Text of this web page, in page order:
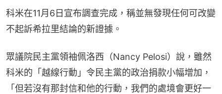
科米在11月6日宣布調查完成，稱並無發現任何可改變
不起訴希拉里結論的新證據。
眾議院民主黨領袖佩洛西（Nancy Pelosi）說，雖然
科米的「越線行動」令民主黨的政治捐款小幅增加，
「但若沒有那封信和他的行動，我們的處境會更好一